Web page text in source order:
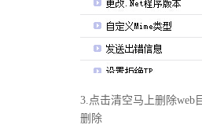
3.点击清空马上删除web
删除